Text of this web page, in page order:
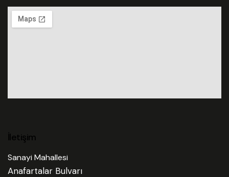
İletişim
Sanayi Mahallesi
Anafartalar Bulvarı